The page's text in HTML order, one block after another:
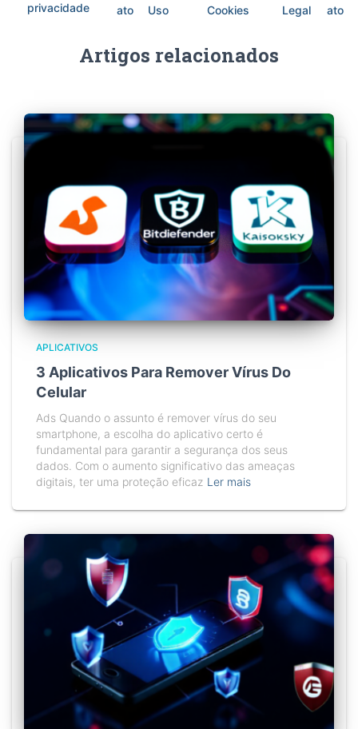
privacidade
ato
Uso
Cookies
Legal
ato
Artigos relacionados
APLICATIVOS
3 Aplicativos Para Remover Vírus Do
Celular
Ads Quando o assunto é remover vírus do seu
smartphone, a escolha do aplicativo certo é
fundamental para garantir a segurança dos seus
dados. Com o aumento significativo das ameaças
digitais, ter uma proteção eficaz Ler mais